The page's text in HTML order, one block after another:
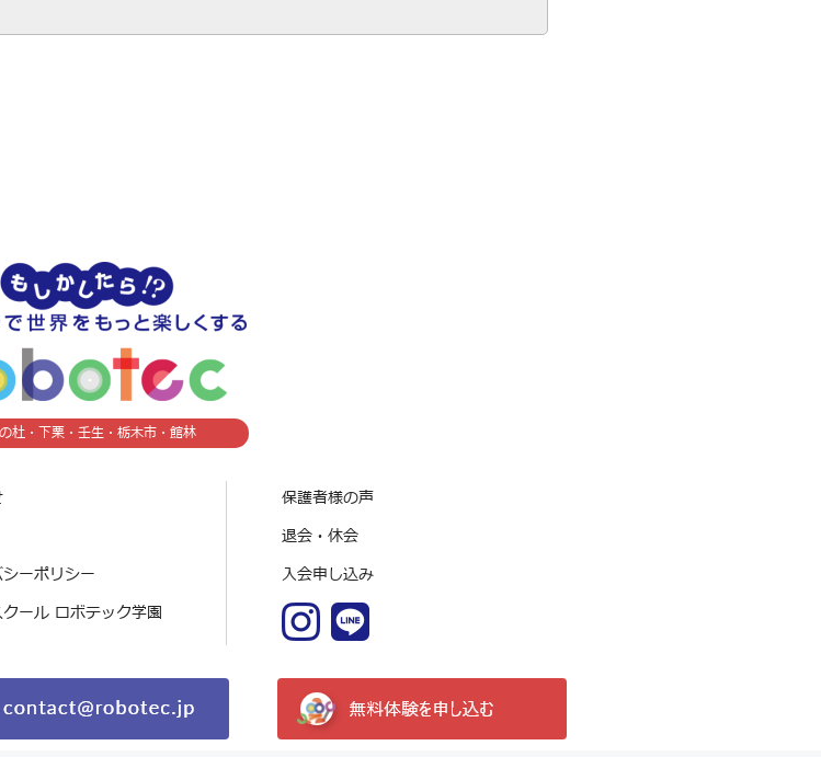
杜・下栗・壬生・栃木市・館林
ーポリシー
ール ロボテック学園
保護者様の声
退会・休会
入会申し込み